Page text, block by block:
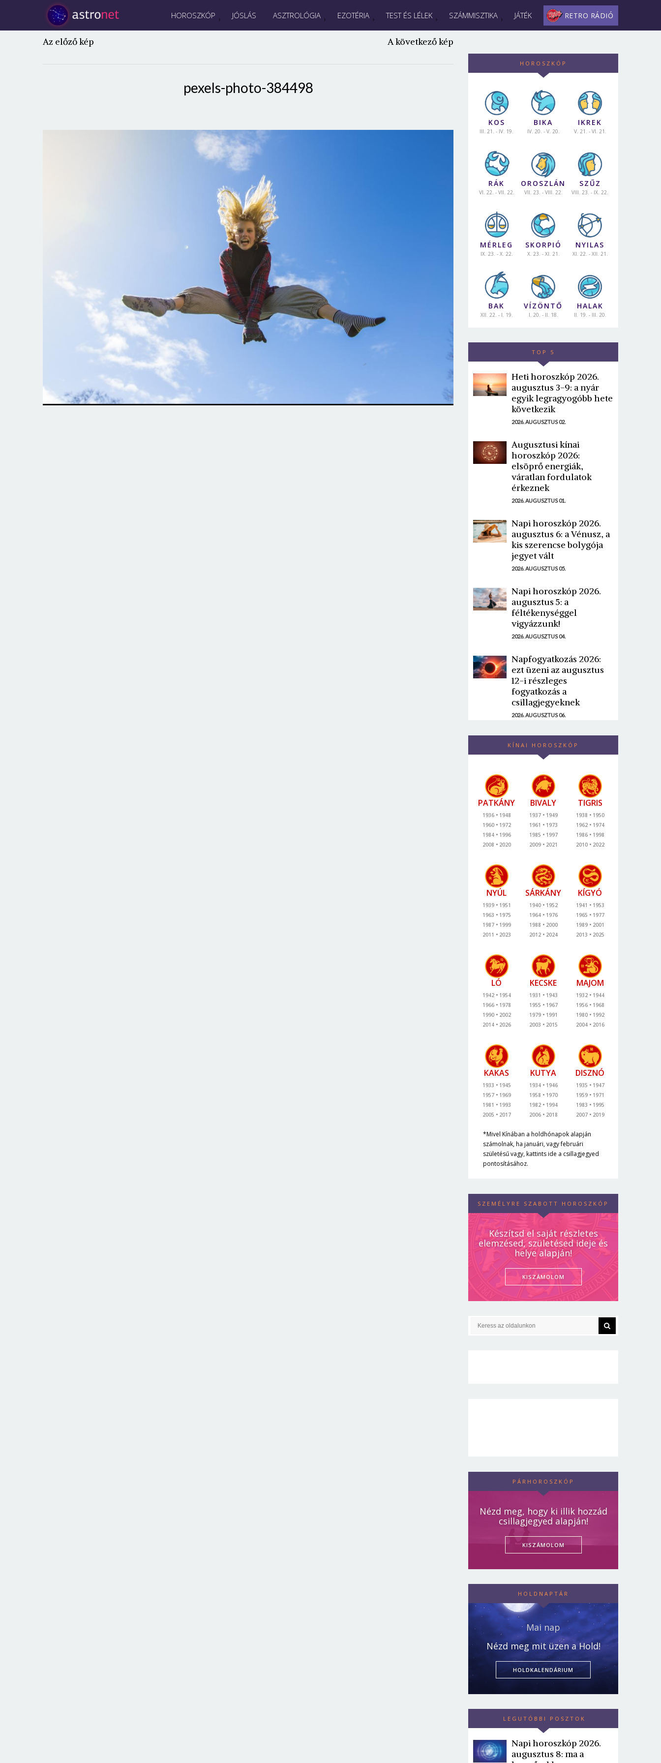
HOROSZKÓP JÓSLÁS ASZTROLÓGIA EZOTÉRIA TEST ÉS LÉLEK SZÁMMISZTIKA JÁTÉK RETRO RÁDIÓ
Az előző kép A következő kép
pexels-photo-384498
HOROSZKÓP
KOS
III. 21. - IV. 19.
BIKA
IV. 20. - V. 20.
IKREK
V. 21. - VI. 21.
RÁK
VI. 22. - VII. 22.
OROSZLÁN
VII. 23. - VIII. 22.
SZŰZ
VIII. 23. - IX. 22.
MÉRLEG
IX. 23. - X. 22.
SKORPIÓ
X. 23. - XI. 21.
NYILAS
XI. 22. - XII. 21.
BAK
XII. 22. - I. 19.
VÍZÖNTŐ
I. 20. - II. 18.
HALAK
II. 19. - III. 20.
TOP 5
Heti horoszkóp 2026.
augusztus 3-9: a nyár
egyik legragyogóbb hete
következik
2026. AUGUSZTUS 02.
Augusztusi kínai
horoszkóp 2026:
elsöprő energiák,
váratlan fordulatok
érkeznek
2026. AUGUSZTUS 01.
Napi horoszkóp 2026.
augusztus 6: a Vénusz, a
kis szerencse bolygója
jegyet vált
2026. AUGUSZTUS 05.
Napi horoszkóp 2026.
augusztus 5: a
féltékenységgel
vigyázzunk!
2026. AUGUSZTUS 04.
Napfogyatkozás 2026:
ezt üzeni az augusztus
12-i részleges
fogyatkozás a
csillagjegyeknek
2026. AUGUSZTUS 06.
KÍNAI HOROSZKÓP
PATKÁNY
1936
1948
1960
1972
1984
1996
2008
2020
BIVALY
1937
1949
1961
1973
1985
1997
2009
2021
TIGRIS
1938
1950
1962
1974
1986
1998
2010
2022
NYÚL
1939
1951
1963
1975
1987
1999
2011
2023
SÁRKÁNY
1940
1952
1964
1976
1988
2000
2012
2024
KÍGYÓ
1941
1953
1965
1977
1989
2001
2013
2025
LÓ
1942
1954
1966
1978
1990
2002
2014
2026
KECSKE
1931
1943
1955
1967
1979
1991
2003
2015
MAJOM
1932
1944
1956
1968
1980
1992
2004
2016
KAKAS
1933
1945
1957
1969
1981
1993
2005
2017
KUTYA
1934
1946
1958
1970
1982
1994
2006
2018
DISZNÓ
1935
1947
1959
1971
1983
1995
2007
2019
*Mivel Kínában a holdhónapok alapján
számolnak, ha januári, vagy februári
születésű vagy, kattints ide a csillagjegyed
pontosításához.
SZEMÉLYRE SZABOTT HOROSZKÓP
Készítsd el saját részletes
elemzésed, születésed ideje és
helye alapján!
KISZÁMOLOM
PÁRHOROSZKÓP
Nézd meg, hogy ki illik hozzád
csillagjegyed alapján!
KISZÁMOLOM
HOLDNAPTÁR
Mai nap
Nézd meg mit üzen a Hold!
HOLDKALENDÁRIUM
LEGUTÓBBI POSZTOK
Napi horoszkóp 2026.
augusztus 8: ma a